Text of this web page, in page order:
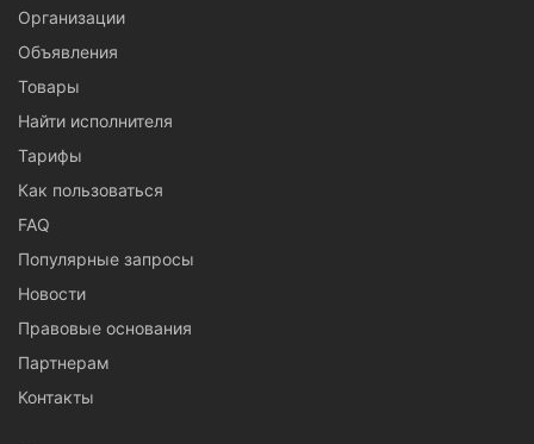
Организации
Объявления
Товары
Найти исполнителя
Тарифы
Как пользоваться
FAQ
Популярные запросы
Новости
Правовые основания
Партнерам
Контакты